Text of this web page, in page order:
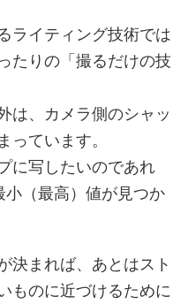
ライティング技術では
たりの「撮るだけの技
は、カメラ側のシャッ
っています。
に写したいのであれ
（最高）値が見つか
決まれば、あとはスト
ものに近づけるために